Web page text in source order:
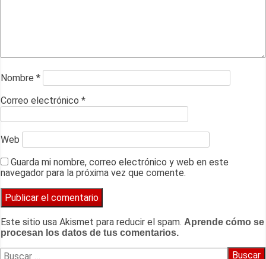
Nombre *
Correo electrónico *
Web
Guarda mi nombre, correo electrónico y web en este
navegador para la próxima vez que comente.
Este sitio usa Akismet para reducir el spam. Aprende cómo se
procesan los datos de tus comentarios.
Buscar: